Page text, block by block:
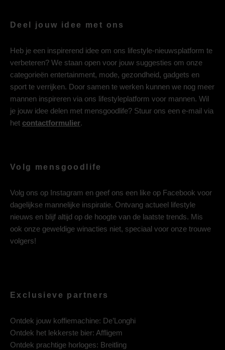
Deel jouw idee met ons
Heb je een inspirerend idee om ons lifestyle-nieuwsplatform te
verbeteren? We staan open voor jouw suggesties om onze
categorieën entertainment, mode, gezondheid, gadgets en
sport te verrijken. Door samen te werken kunnen we nog meer
mannen inspireren via ons lifestyleplatform voor mannen. Wil
je jouw idee delen met mensgoodlife? Stuur ons een e-mail via
het contactformulier.
Volg mensgoodlife
Volg ons op Instagram en geef ons een like op Facebook voor
dagelijkse mannelijke inspiratie. Ontvang actueel lifestyle
nieuws en blijf altijd op de hoogte van de laatste trends. Mis
ook onze geweldige winacties niet, speciaal voor onze trouwe
volgers!
Exclusieve partners
Ontdek jouw koffiemachine: De’Longhi
Ontdek het lekkerste bier: Affligem
Ontdek prachtige horloges: Breitling